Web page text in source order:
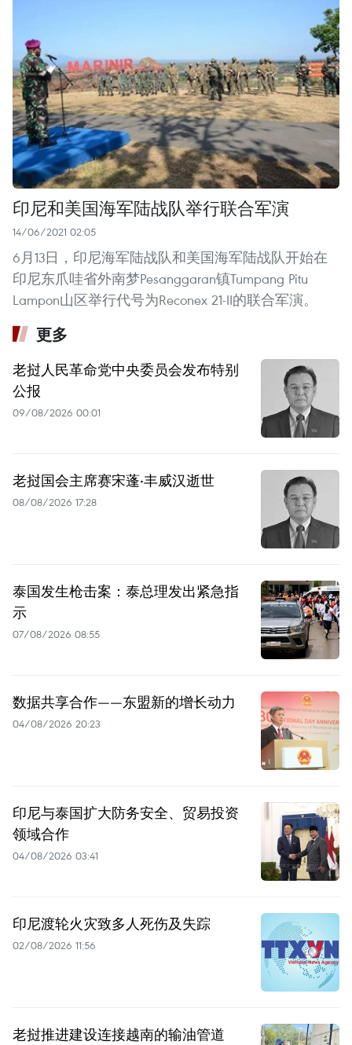
印尼和美国海军陆战队举行联合军演
14/06/2021 02:05
6月13日，印尼海军陆战队和美国海军陆战队开始在
印尼东爪哇省外南梦Pesanggaran镇Tumpang Pitu
Lampon山区举行代号为Reconex 21-II的联合军演。
更多
老挝人民革命党中央委员会发布特别
公报
09/08/2026 00:01
老挝国会主席赛宋蓬·丰威汉逝世
08/08/2026 17:28
泰国发生枪击案：泰总理发出紧急指
示
07/08/2026 08:55
数据共享合作——东盟新的增长动力
04/08/2026 20:23
印尼与泰国扩大防务安全、贸易投资
领域合作
04/08/2026 03:41
印尼渡轮火灾致多人死伤及失踪
02/08/2026 11:56
老挝推进建设连接越南的输油管道